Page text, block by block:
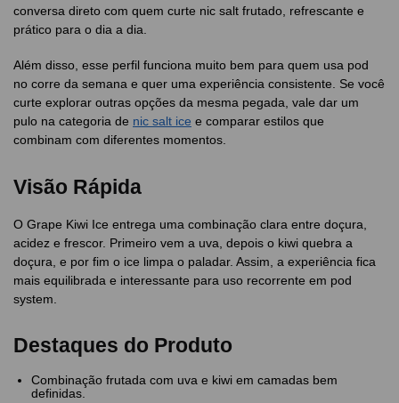
conversa direto com quem curte nic salt frutado, refrescante e
prático para o dia a dia.
Além disso, esse perfil funciona muito bem para quem usa pod
no corre da semana e quer uma experiência consistente. Se você
curte explorar outras opções da mesma pegada, vale dar um
pulo na categoria de nic salt ice e comparar estilos que
combinam com diferentes momentos.
Visão Rápida
O Grape Kiwi Ice entrega uma combinação clara entre doçura,
acidez e frescor. Primeiro vem a uva, depois o kiwi quebra a
doçura, e por fim o ice limpa o paladar. Assim, a experiência fica
mais equilibrada e interessante para uso recorrente em pod
system.
Destaques do Produto
Combinação frutada com uva e kiwi em camadas bem
definidas.